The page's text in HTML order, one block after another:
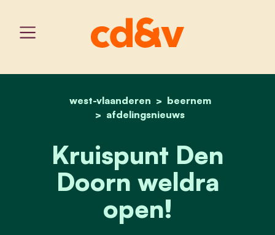
home
west-vlaanderen
beernem
afdelingsnieuws
kruispunt den doorn
Kruispunt Den
Doorn weldra
open!